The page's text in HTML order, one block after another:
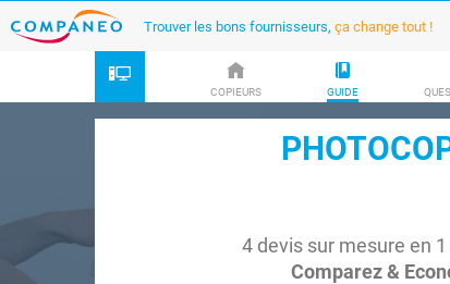
Trouver les bons fournisseurs, ça change tout !
COPIEURS GUIDE
4 devis sur mesure en
Comparez &